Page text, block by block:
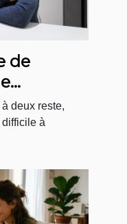
de
!
deux reste,
à